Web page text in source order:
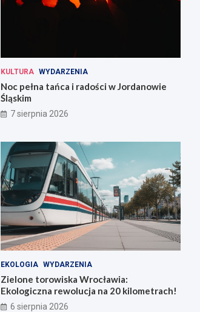
KULTURA WYDARZENIA
Noc pełna tańca i radości w Jordanowie
Śląskim
7 sierpnia 2026
EKOLOGIA WYDARZENIA
Zielone torowiska Wrocławia:
Ekologiczna rewolucja na 20 kilometrach!
6 sierpnia 2026